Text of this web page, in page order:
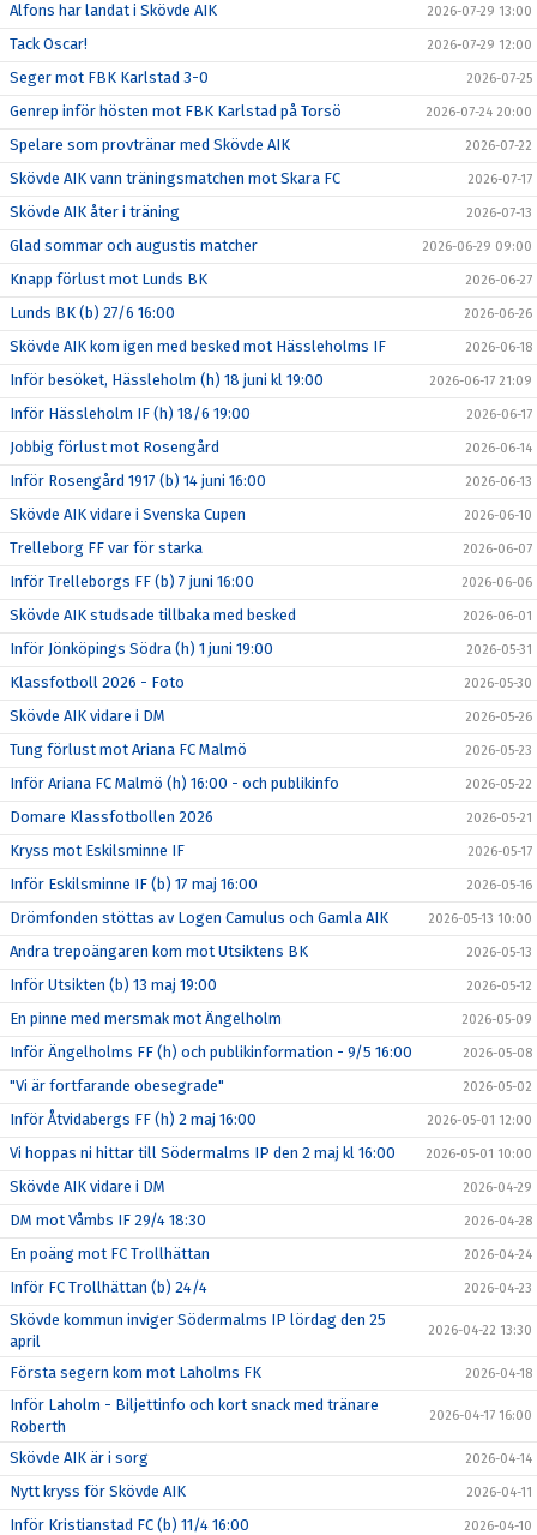
Alfons har landat i Skövde AIK 2026-07-29 13:00
Tack Oscar! 2026-07-29 12:00
Seger mot FBK Karlstad 3-0 2026-07-25
Genrep inför hösten mot FBK Karlstad på Torsö 2026-07-24 20:00
Spelare som provtränar med Skövde AIK 2026-07-22
Skövde AIK vann träningsmatchen mot Skara FC 2026-07-17
Skövde AIK åter i träning 2026-07-13
Glad sommar och augustis matcher 2026-06-29 09:00
Knapp förlust mot Lunds BK 2026-06-27
Lunds BK (b) 27/6 16:00 2026-06-26
Skövde AIK kom igen med besked mot Hässleholms IF 2026-06-18
Inför besöket, Hässleholm (h) 18 juni kl 19:00 2026-06-17 21:09
Inför Hässleholm IF (h) 18/6 19:00 2026-06-17
Jobbig förlust mot Rosengård 2026-06-14
Inför Rosengård 1917 (b) 14 juni 16:00 2026-06-13
Skövde AIK vidare i Svenska Cupen 2026-06-10
Trelleborg FF var för starka 2026-06-07
Inför Trelleborgs FF (b) 7 juni 16:00 2026-06-06
Skövde AIK studsade tillbaka med besked 2026-06-01
Inför Jönköpings Södra (h) 1 juni 19:00 2026-05-31
Klassfotboll 2026 - Foto 2026-05-30
Skövde AIK vidare i DM 2026-05-26
Tung förlust mot Ariana FC Malmö 2026-05-23
Inför Ariana FC Malmö (h) 16:00 - och publikinfo 2026-05-22
Domare Klassfotbollen 2026 2026-05-21
Kryss mot Eskilsminne IF 2026-05-17
Inför Eskilsminne IF (b) 17 maj 16:00 2026-05-16
Drömfonden stöttas av Logen Camulus och Gamla AIK 2026-05-13 10:00
Andra trepoängaren kom mot Utsiktens BK 2026-05-13
Inför Utsikten (b) 13 maj 19:00 2026-05-12
En pinne med mersmak mot Ängelholm 2026-05-09
Inför Ängelholms FF (h) och publikinformation - 9/5 16:00 2026-05-08
"Vi är fortfarande obesegrade" 2026-05-02
Inför Åtvidabergs FF (h) 2 maj 16:00 2026-05-01 12:00
Vi hoppas ni hittar till Södermalms IP den 2 maj kl 16:00 2026-05-01 10:00
Skövde AIK vidare i DM 2026-04-29
DM mot Våmbs IF 29/4 18:30 2026-04-28
En poäng mot FC Trollhättan 2026-04-24
Inför FC Trollhättan (b) 24/4 2026-04-23
Skövde kommun inviger Södermalms IP lördag den 25
april
2026-04-22 13:30
Första segern kom mot Laholms FK 2026-04-18
Inför Laholm - Biljettinfo och kort snack med tränare
Roberth
2026-04-17 16:00
Skövde AIK är i sorg 2026-04-14
Nytt kryss för Skövde AIK 2026-04-11
Inför Kristianstad FC (b) 11/4 16:00 2026-04-10